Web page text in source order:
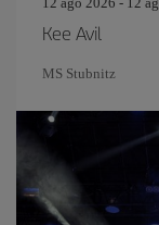
Kee Avil
MS Stubnitz